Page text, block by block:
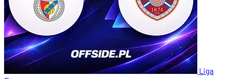
Liga